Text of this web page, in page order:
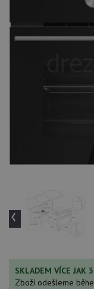
‹
SKLADEM VÍCE JAK
Zboží odešleme